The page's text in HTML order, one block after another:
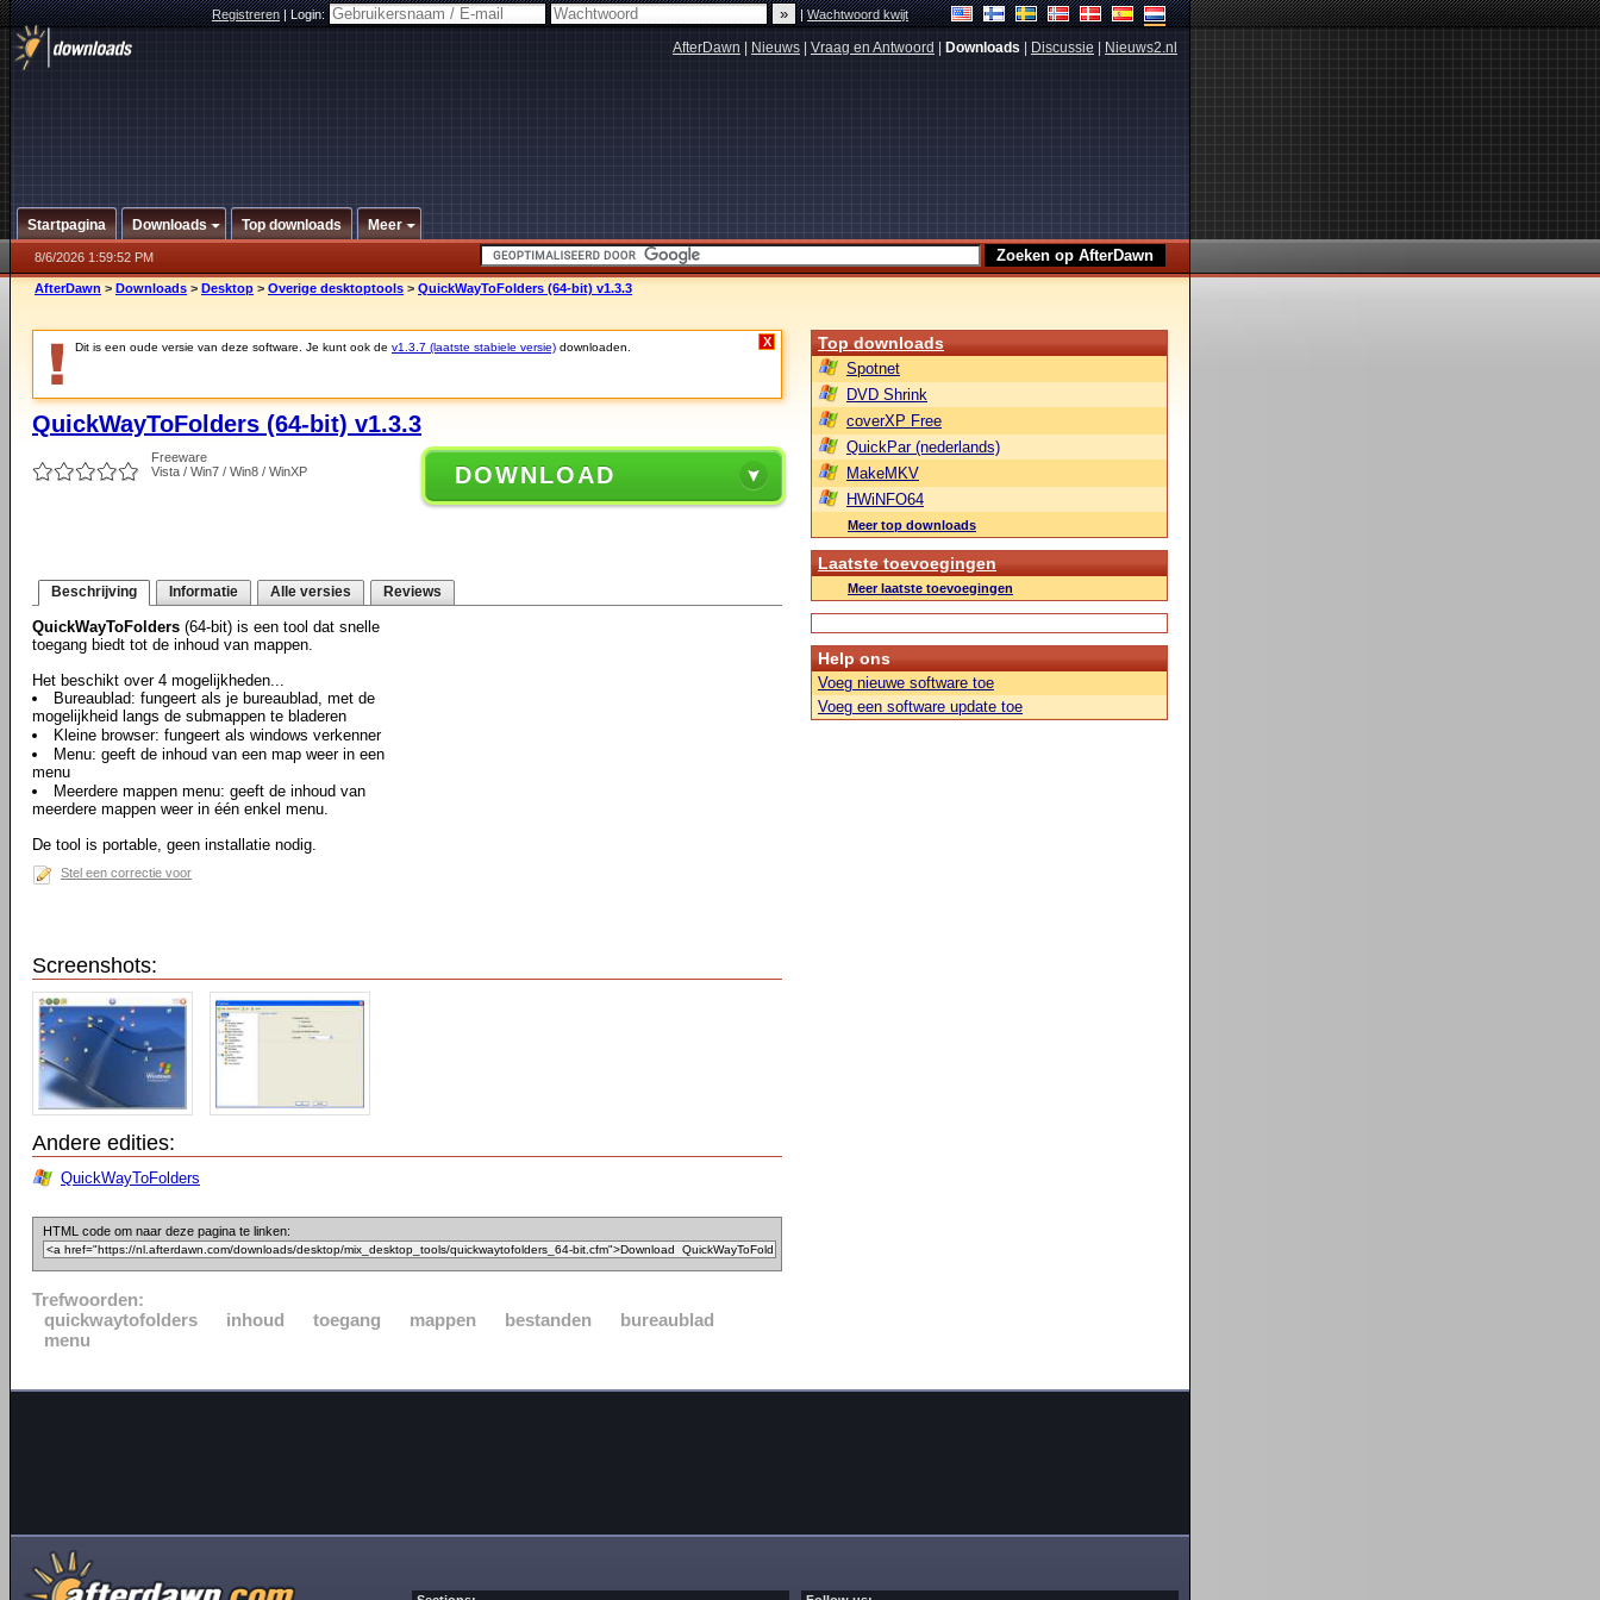
Registreren|Login: |Wachtwoord kwijt
AfterDawn Nieuws Vraag en Antwoord Downloads Discussie Nieuws2.nl
Startpagina Downloads Top downloads Meer
8/6/2026 1:59:52 PM
AfterDawn > Downloads > Desktop > Overige desktoptools > QuickWayToFolders (64-bit) v1.3.3
Dit is een oude versie van deze software. Je kunt ook de v1.3.7 (laatste stabiele versie) downloaden. X
QuickWayToFolders (64-bit) v1.3.3
Freeware
Vista / Win7 / Win8 / WinXP
DOWNLOAD
Beschrijving Informatie Alle versies Reviews
QuickWayToFolders (64-bit) is een tool dat snelle
toegang biedt tot de inhoud van mappen.
Het beschikt over 4 mogelijkheden...
Bureaublad: fungeert als je bureaublad, met de
mogelijkheid langs de submappen te bladeren
Kleine browser: fungeert als windows verkenner
Menu: geeft de inhoud van een map weer in een
menu
Meerdere mappen menu: geeft de inhoud van
meerdere mappen weer in één enkel menu.
De tool is portable, geen installatie nodig.
Stel een correctie voor
Screenshots:
Andere edities:
QuickWayToFolders
HTML code om naar deze pagina te linken:
Trefwoorden:
quickwaytofolders
inhoud toegang mappen bestanden
bureaublad
menu
Top downloads
Spotnet
DVD Shrink
coverXP Free
QuickPar (nederlands)
MakeMKV
HWiNFO64
Meer top downloads
Laatste toevoegingen
Meer laatste toevoegingen
Help ons
Voeg nieuwe software toe
Voeg een software update toe